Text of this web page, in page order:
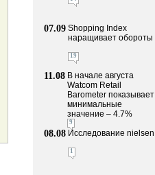
07.09 Shopping Index
наращивает обороты
19
11.08 В начале августа
Watcom Retail
Barometer показывает
минимальные
значение – 4.7%
9
08.08 Исследование nielsen
1